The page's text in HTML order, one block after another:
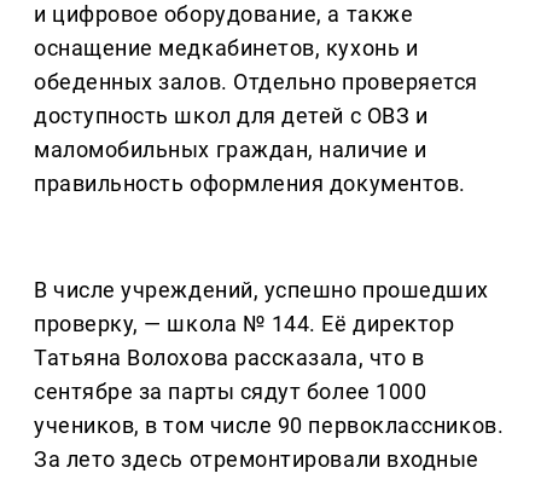
и цифровое оборудование, а также
оснащение медкабинетов, кухонь и
обеденных залов. Отдельно проверяется
доступность школ для детей с ОВЗ и
маломобильных граждан, наличие и
правильность оформления документов.
В числе учреждений, успешно прошедших
проверку, — школа № 144. Её директор
Татьяна Волохова рассказала, что в
сентябре за парты сядут более 1000
учеников, в том числе 90 первоклассников.
За лето здесь отремонтировали входные